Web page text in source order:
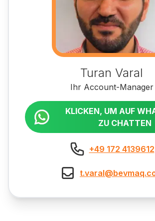
Turan Varal
Ihr Account-Manager
KLICKEN, UM AUF
ZU CHATTEN
+49 172 4139612